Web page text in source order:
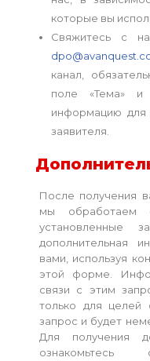
которые вы
Свяжитесь с
канал,
поле «Тема» и
информацию для
заявителя.
После получения
мы обработаем
установленные
дополнительная
вами, используя
этой форме.
связи с этим
только для целей
запрос и будет
Для получения